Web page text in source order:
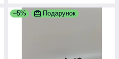
–5% Подарунок